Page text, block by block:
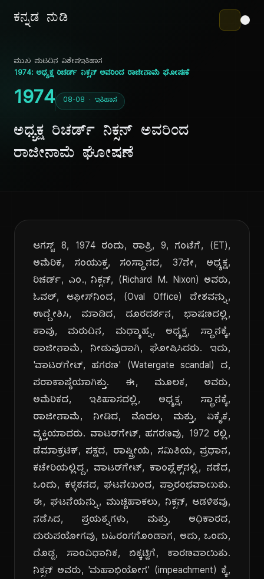
ಕನ್ನಡ ನುಡಿ
ಮುಖ ಪುಟದಿನ ವಿಶೇಷಇತಿಹಾಸ
1974: ಅಧ್ಯಕ್ಷ ರಿಚರ್ಡ್ ನಿಕ್ಸನ್ ಅವರಿಂದ ರಾಜೀನಾಮೆ ಘೋಷಣೆ
1974 08-08 · ಇತಿಹಾಸ
ಅಧ್ಯಕ್ಷ ರಿಚರ್ಡ್ ನಿಕ್ಸನ್ ಅವರಿಂದ
ರಾಜೀನಾಮೆ ಘೋಷಣೆ
ಆಗಸ್ಟ್ 8, 1974 ರಂದು, ರಾತ್ರಿ, 9, ಗಂಟೆಗೆ, (ET),
ಅಮೆರಿಕ, ಸಂಯುಕ್ತ, ಸಂಸ್ಥಾನದ, 37ನೇ, ಅಧ್ಯಕ್ಷ,
ರಿಚರ್ಡ್, ಎಂ., ನಿಕ್ಸನ್, (Richard M. Nixon) ಅವರು,
ಓವಲ್, ಆಫೀಸ್‌ನಿಂದ, (Oval Office) ದೇಶವನ್ನು,
ಉದ್ದೇಶಿಸಿ, ಮಾಡಿದ, ದೂರದರ್ಶನ, ಭಾಷಣದಲ್ಲಿ,
ತಾವು, ಮರುದಿನ, ಮಧ್ಯಾಹ್ನ, ಅಧ್ಯಕ್ಷ, ಸ್ಥಾನಕ್ಕೆ,
ರಾಜೀನಾಮೆ, ನೀಡುವುದಾಗಿ, ಘೋಷಿಸಿದರು. ಇದು,
'ವಾಟರ್‌ಗೇಟ್, ಹಗರಣ' (Watergate scandal) ದ,
ಪರಾಕಾಷ್ಠೆಯಾಗಿತ್ತು. ಈ, ಮೂಲಕ, ಅವರು,
ಅಮೆರಿಕದ, ಇತಿಹಾಸದಲ್ಲಿ, ಅಧ್ಯಕ್ಷ, ಸ್ಥಾನಕ್ಕೆ,
ರಾಜೀನಾಮೆ, ನೀಡಿದ, ಮೊದಲ, ಮತ್ತು, ಏಕೈಕ,
ವ್ಯಕ್ತಿಯಾದರು. ವಾಟರ್‌ಗೇಟ್, ಹಗರಣವು, 1972 ರಲ್ಲಿ,
ಡೆಮಾಕ್ರಟಿಕ್, ಪಕ್ಷದ, ರಾಷ್ಟ್ರೀಯ, ಸಮಿತಿಯ, ಪ್ರಧಾನ,
ಕಚೇರಿಯಲ್ಲಿದ್ದ, ವಾಟರ್‌ಗೇಟ್, ಕಾಂಪ್ಲೆಕ್ಸ್‌ನಲ್ಲಿ, ನಡೆದ,
ಒಂದು, ಕಳ್ಳತನದ, ಘಟನೆಯಿಂದ, ಪ್ರಾರಂಭವಾಯಿತು.
ಈ, ಘಟನೆಯನ್ನು, ಮುಚ್ಚಿಹಾಕಲು, ನಿಕ್ಸನ್, ಆಡಳಿತವು,
ನಡೆಸಿದ, ಪ್ರಯತ್ನಗಳು, ಮತ್ತು, ಅಧಿಕಾರದ,
ದುರುಪಯೋಗವು, ಬಹಿರಂಗಗೊಂಡಾಗ, ಅದು, ಒಂದು,
ದೊಡ್ಡ, ಸಾಂವಿಧಾನಿಕ, ಬಿಕ್ಕಟ್ಟಿಗೆ, ಕಾರಣವಾಯಿತು.
ನಿಕ್ಸನ್ ಅವರು, 'ಮಹಾಭಿಯೋಗ' (impeachment) ಕ್ಕೆ,